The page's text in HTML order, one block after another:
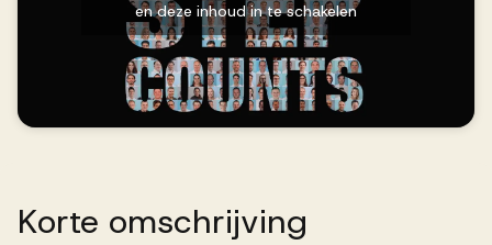
Succesverhalen
Vervulde vacatures
Over AV
en deze inhoud in te schakelen
Korte omschrijving